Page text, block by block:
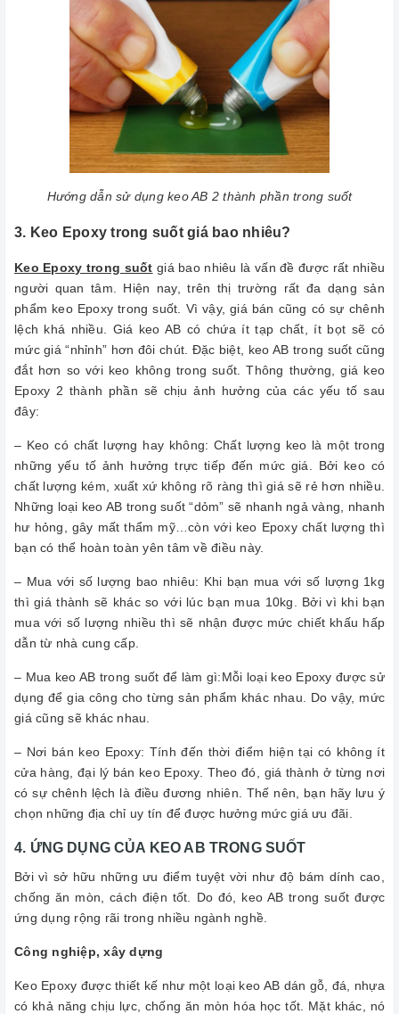
Hướng dẫn sử dụng keo AB 2 thành phần trong suốt
3. Keo Epoxy trong suốt giá bao nhiêu?
Keo Epoxy trong suốt giá bao nhiêu là vấn đề được rất nhiều
người quan tâm. Hiện nay, trên thị trường rất đa dạng sản
phẩm keo Epoxy trong suốt. Vì vậy, giá bán cũng có sự chênh
lệch khá nhiều. Giá keo AB có chứa ít tạp chất, ít bọt sẽ có
mức giá “nhỉnh” hơn đôi chút. Đặc biệt, keo AB trong suốt cũng
đắt hơn so với keo không trong suốt. Thông thường, giá keo
Epoxy 2 thành phần sẽ chịu ảnh hưởng của các yếu tố sau
đây:
– Keo có chất lượng hay không: Chất lượng keo là một trong
những yếu tố ảnh hưởng trực tiếp đến mức giá. Bởi keo có
chất lượng kém, xuất xứ không rõ ràng thì giá sẽ rẻ hơn nhiều.
Những loại keo AB trong suốt “dỏm” sẽ nhanh ngả vàng, nhanh
hư hỏng, gây mất thẩm mỹ…còn với keo Epoxy chất lượng thì
bạn có thể hoàn toàn yên tâm về điều này.
– Mua với số lượng bao nhiêu: Khi bạn mua với số lượng 1kg
thì giá thành sẽ khác so với lúc bạn mua 10kg. Bởi vì khi bạn
mua với số lượng nhiều thì sẽ nhận được mức chiết khấu hấp
dẫn từ nhà cung cấp.
– Mua keo AB trong suốt để làm gì:Mỗi loại keo Epoxy được sử
dụng để gia công cho từng sản phẩm khác nhau. Do vậy, mức
giá cũng sẽ khác nhau.
– Nơi bán keo Epoxy: Tính đến thời điểm hiện tại có không ít
cửa hàng, đại lý bán keo Epoxy. Theo đó, giá thành ở từng nơi
có sự chênh lệch là điều đương nhiên. Thế nên, bạn hãy lưu ý
chọn những địa chỉ uy tín để được hưởng mức giá ưu đãi.
4. ỨNG DỤNG CỦA KEO AB TRONG SUỐT
Bởi vì sở hữu những ưu điểm tuyệt vời như độ bám dính cao,
chống ăn mòn, cách điện tốt. Do đó, keo AB trong suốt được
ứng dụng rộng rãi trong nhiều ngành nghề.
Công nghiệp, xây dựng
Keo Epoxy được thiết kế như một loại keo AB dán gỗ, đá, nhựa
có khả năng chịu lực, chống ăn mòn hóa học tốt. Mặt khác, nó